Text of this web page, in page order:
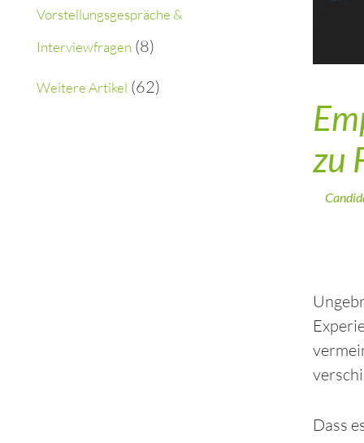
Vorstellungsgespräche &
Interviewfragen (8)
Weitere Artikel (62)
zu
Dass